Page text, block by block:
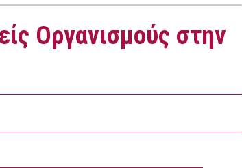
Οργανισμούς στην